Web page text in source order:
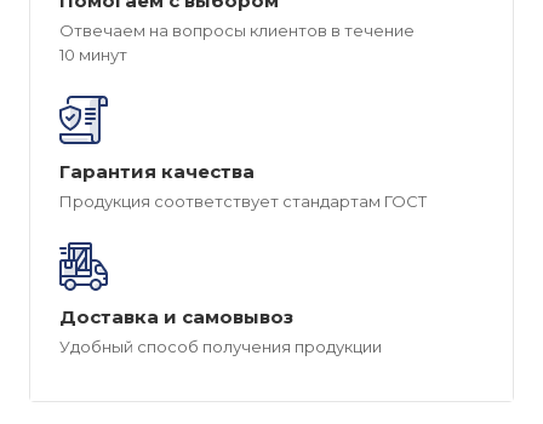
Отвечаем на вопросы клиентов в течение
10 минут
Гарантия качества
Продукция соответствует стандартам ГОСТ
Доставка и самовывоз
Удобный способ получения продукции